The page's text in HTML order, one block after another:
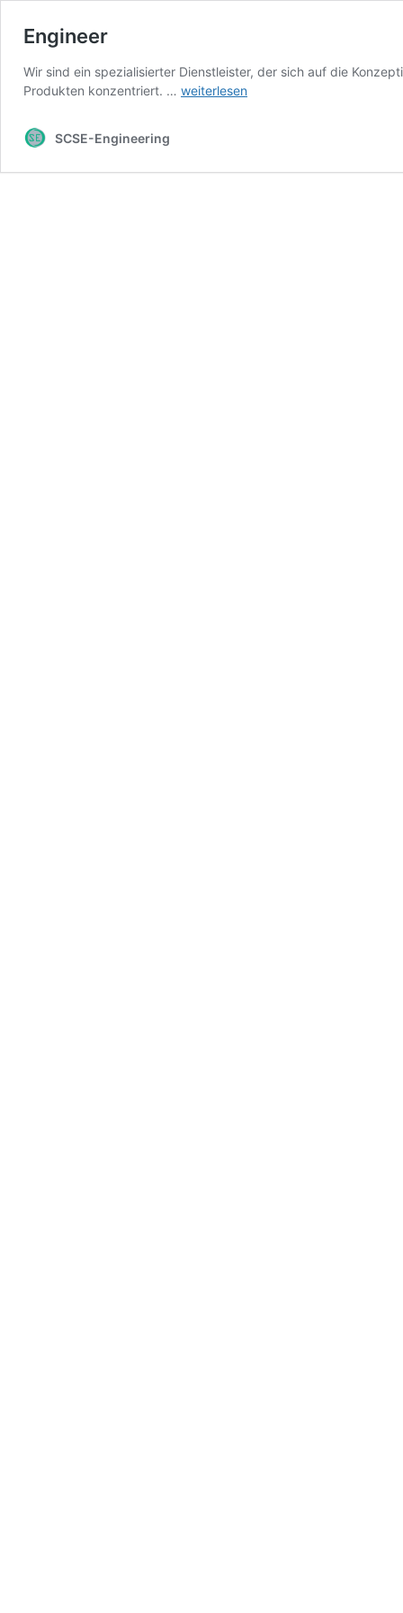
Engineer
Wir sind ein spezialisierter Dienstleister, der sich auf die
Produkten konzentriert. … Engineer
weiterlesen
SCSE-Engineering